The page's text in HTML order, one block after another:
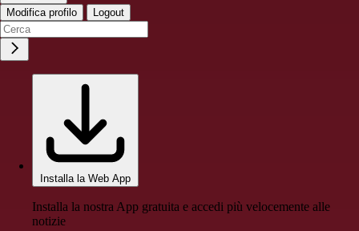
Modifica profilo Logout
Installa la Web App
Installa la nostra App gratuita e accedi più velocemente alle
notizie